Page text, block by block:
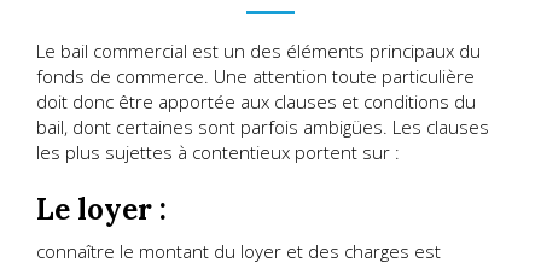
Le bail commercial est un des éléments principaux du
fonds de commerce. Une attention toute particulière
doit donc être apportée aux clauses et conditions du
bail, dont certaines sont parfois ambigües. Les clauses
les plus sujettes à contentieux portent sur :
Le loyer :
connaître le montant du loyer et des charges est